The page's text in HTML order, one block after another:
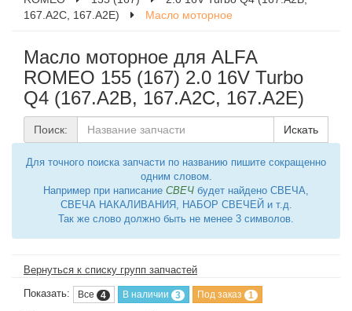
167.A2C, 167.A2E)
Масло моторное
Масло моторное для ALFA
ROMEO 155 (167) 2.0 16V Turbo
Q4 (167.A2B, 167.A2C, 167.A2E)
Поиск: Искать
Для точного поиска запчасти по названию пишите сокращенно
одним словом.
Например при написание СВЕЧ будет найдено СВЕЧА,
СВЕЧА НАКАЛИВАНИЯ, НАБОР СВЕЧЕЙ и т.д.
Так же слово должно быть не менее 3 символов.
Вернуться к списку групп запчастей
Показать: Все 4 В наличии 3 Под заказ 1